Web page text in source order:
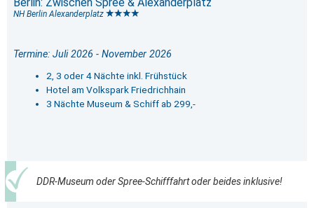
NH Berlin Alexanderplatz
Termine: Juli 2026 - November 2026
2, 3 oder 4 Nächte inkl. Frühstück
Hotel am Volkspark Friedrichhain
3 Nächte Museum & Schiff ab 299,-
DDR-Museum oder Spree-Schifffahrt oder beides inklusive!